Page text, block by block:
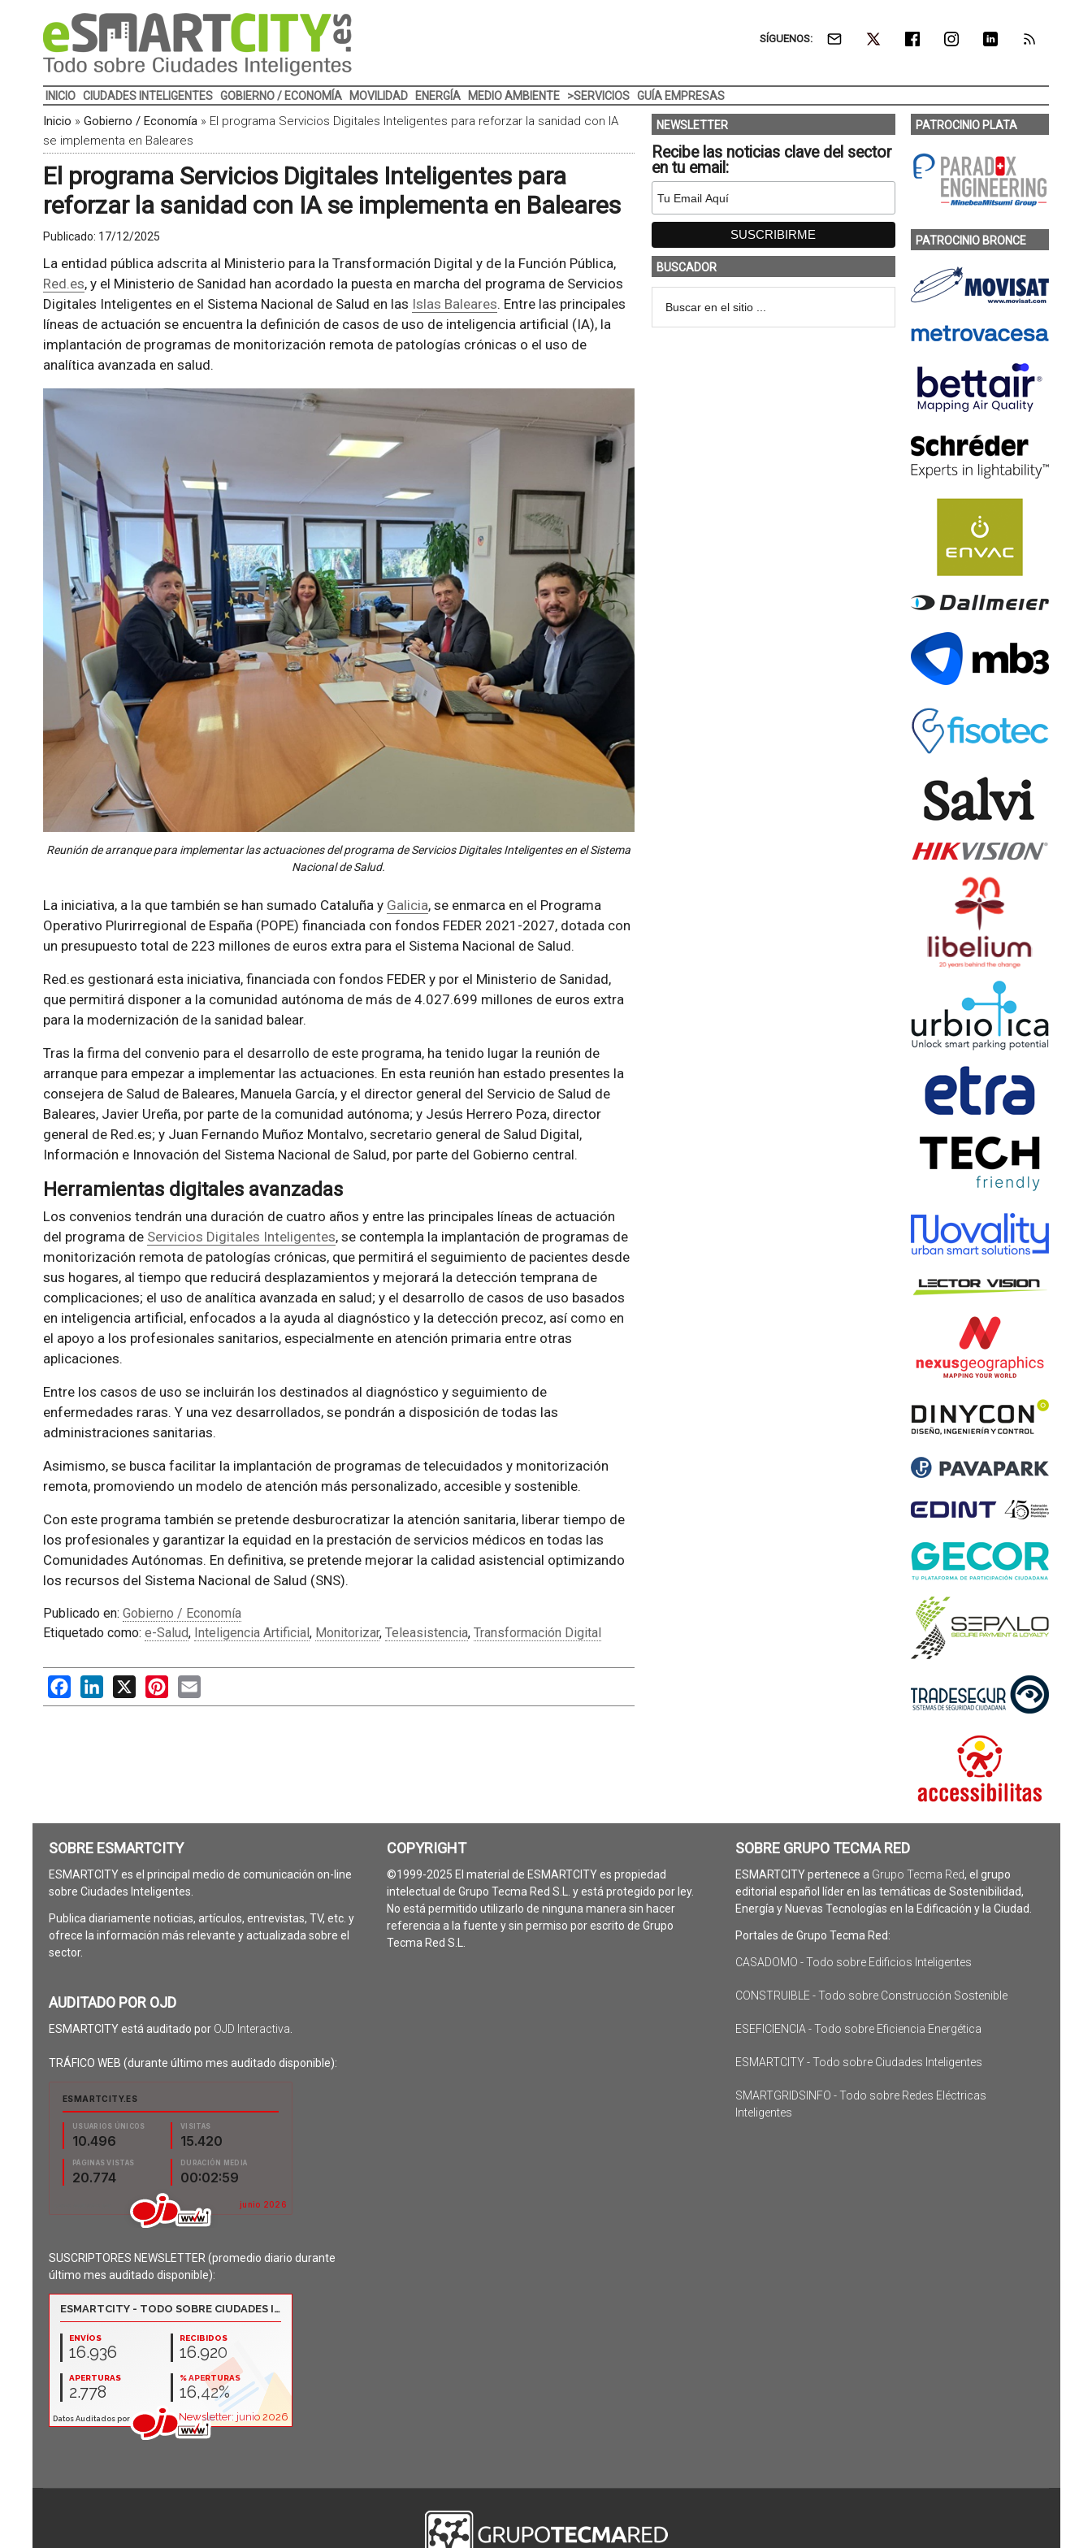
SÍGUENOS:
INICIO CIUDADES INTELIGENTES GOBIERNO / ECONOMÍA MOVILIDAD ENERGÍA MEDIO AMBIENTE >SERVICIOS GUÍA EMPRESAS
Inicio » Gobierno / Economía» El programa Servicios Digitales Inteligentes para reforzar la sanidad con IA
se implementa en Baleares
El programa Servicios Digitales Inteligentes para
reforzar la sanidad con IA se implementa en Baleares
Publicado: 17/12/2025
La entidad pública adscrita al Ministerio para la Transformación Digital y de la Función Pública,
Red.es, y el Ministerio de Sanidad han acordado la puesta en marcha del programa de Servicios
Digitales Inteligentes en el Sistema Nacional de Salud en las Islas Baleares. Entre las principales
líneas de actuación se encuentra ladefinición de casos de uso de inteligencia artificial (IA), la
implantación de programas de monitorización remota de patologías crónicas o el uso de
analítica avanzada en salud.
Reunión de arranque para implementar las actuaciones del programa de Servicios Digitales Inteligentes en el Sistema
Nacional de Salud.
La iniciativa, a la que también se han sumado Cataluña y Galicia, se enmarca en el Programa
Operativo Plurirregional de España (POPE) financiada con fondos FEDER 2021-2027, dotada con
un presupuesto total de 223 millones de euros extra para el Sistema Nacional de Salud.
Red.es gestionará esta iniciativa, financiada con fondos FEDER y por el Ministerio de Sanidad,
que permitirá disponer a la comunidad autónoma de más de 4.027.699 millones de euros extra
para la modernización de la sanidad balear.
Tras la firma del convenio para el desarrollo de este programa, ha tenido lugar la reunión de
arranque para empezar a implementar las actuaciones. En esta reunión han estado presentes la
consejera de Salud de Baleares, Manuela García, y el director general del Servicio de Salud de
Baleares, Javier Ureña, por parte de la comunidad autónoma; y Jesús Herrero Poza, director
general de Red.es; y Juan Fernando Muñoz Montalvo, secretario general de Salud Digital,
Información e Innovación del Sistema Nacional de Salud, por parte del Gobierno central.
Herramientas digitales avanzadas
Los convenios tendrán una duración de cuatro años y entre las principales líneas de actuación
del programa de Servicios Digitales Inteligentes, se contempla la implantación de programas de
monitorización remota de patologías crónicas, que permitirá el seguimiento de pacientes desde
sus hogares, al tiempo que reducirá desplazamientos y mejorará la detección temprana de
complicaciones; el uso de analítica avanzada en salud; y el desarrollo de casos de uso basados
en inteligencia artificial, enfocados a la ayuda al diagnóstico y la detección precoz, así como en
el apoyo a los profesionales sanitarios, especialmente en atención primaria entre otras
aplicaciones.
Entre los casos de uso se incluirán los destinados al diagnóstico y seguimiento de
enfermedades raras. Y una vez desarrollados, se pondrán a disposición de todas las
administraciones sanitarias.
Asimismo, se busca facilitar la implantación de programas de telecuidados y monitorización
remota, promoviendo un modelo de atención más personalizado, accesible y sostenible.
Con este programa también se pretende desburocratizar la atención sanitaria, liberar tiempo de
los profesionales y garantizar la equidad en la prestación de servicios médicos en todas las
Comunidades Autónomas. En definitiva, se pretende mejorar la calidad asistencial optimizando
los recursos del Sistema Nacional de Salud (SNS).
Publicado en: Gobierno / Economía
Etiquetado como: e-Salud, Inteligencia Artificial, Monitorizar, Teleasistencia, Transformación Digital
FacebookLinkedIn
X PinterestEmail
NEWSLETTER
Recibe las noticias clave del sector
en tu email:
BUSCADOR
PATROCINIO PLATA
PATROCINIO BRONCE
SOBRE ESMARTCITY
ESMARTCITY es el principal medio de comunicación on-line
sobre Ciudades Inteligentes.
Publica diariamente noticias, artículos, entrevistas, TV, etc. y
ofrece la información más relevante y actualizada sobre el
sector.
AUDITADO POR OJD
ESMARTCITY está auditado por OJD Interactiva
TRÁFICO WEB (durante último mes auditado disponible):
SUSCRIPTORES NEWSLETTER (promedio diario durante
último mes auditado disponible):
COPYRIGHT
©1999-2025 El material de ESMARTCITY es propiedad
intelectual de Grupo Tecma Red S.L. y está protegido por ley.
No está permitido utilizarlo de ninguna manera sin hacer
referencia a la fuente y sin permiso por escrito de Grupo
Tecma Red S.L.
SOBRE GRUPO TECMA RED
ESMARTCITY pertenece a Grupo Tecma Red, el grupo
editorial español líder en las temáticas de Sostenibilidad,
Energía y Nuevas Tecnologías en la Edificación y la Ciudad.
Portales de Grupo Tecma Red:
CASADOMO - Todo sobre Edificios Inteligentes
CONSTRUIBLE - Todo sobre Construcción Sostenible
ESEFICIENCIA - Todo sobre Eficiencia Energética
ESMARTCITY - Todo sobre Ciudades Inteligentes
SMARTGRIDSINFO - Todo sobre Redes Eléctricas
Inteligentes